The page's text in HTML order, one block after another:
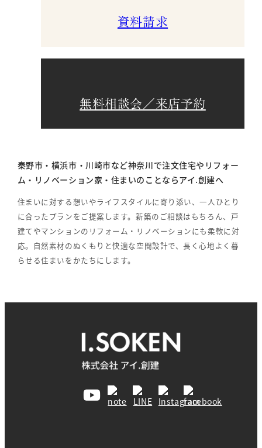
資料請求
無料相談会／来店予約
秦野市・横浜市・川崎市など神奈川で注文住宅やリフォー
ム・リノベーション家・住まいのことならアイ.創建へ
住まいに対する想いやライフスタイルに寄り添い、一人ひとり
に合ったプランをご提案します。新築のご相談はもちろん、戸
建てやマンションのリフォーム・リノベーションにも柔軟に対
応。自然素材のぬくもりと快適な空間設計で、長く心地よく暮
らせる住まいをかたちにします。